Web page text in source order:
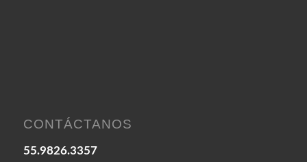
CONTÁCTANOS
55.9826.3357